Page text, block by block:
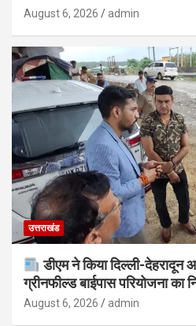
August 6, 2026 admin
उत्तराखंड
डीएम ने किया दिल्ली-देहरादून
ग्रीनफील्ड बाईपास परियोजना का
August 6, 2026 admin